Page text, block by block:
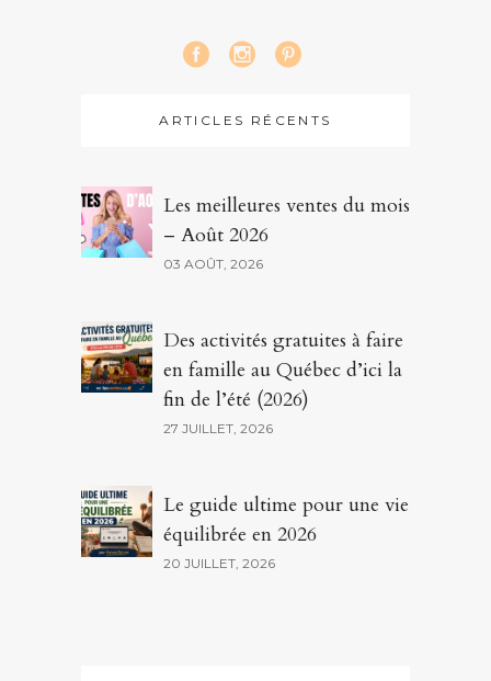
ARTICLES RÉCENTS
Les meilleures ventes du mois
– Août 2026
03 AOÛT, 2026
Des activités gratuites à faire
en famille au Québec d’ici la
fin de l’été (2026)
27 JUILLET, 2026
Le guide ultime pour une vie
équilibrée en 2026
20 JUILLET, 2026